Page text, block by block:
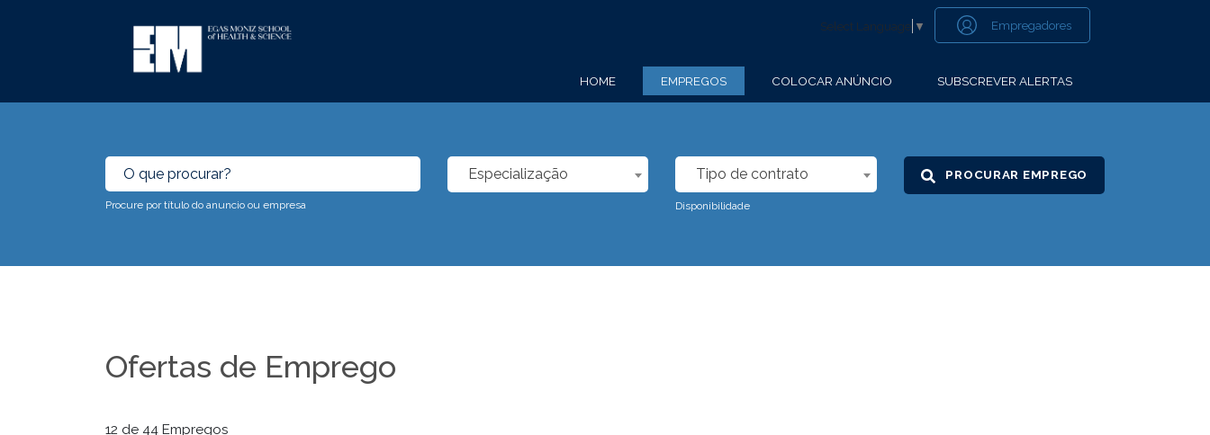
Select Language ▼ Empregadores
HOME EMPREGOS COLOCAR ANÚNCIO SUBSCREVER ALERTAS
Procure por título do anuncio ou empresa
Especialização Tipo de contrato
Disponibilidade
PROCURAR EMPREGO
Ofertas de Emprego
12 de 44 Empregos